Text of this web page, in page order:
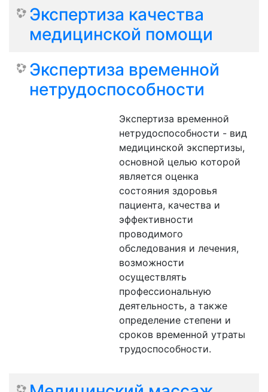
Экспертиза качества
медицинской помощи
Экспертиза временной
нетрудоспособности
Экспертиза временной
нетрудоспособности - вид
медицинской экспертизы,
основной целью которой
является оценка
состояния здоровья
пациента, качества и
эффективности
проводимого
обследования и лечения,
возможности
осуществлять
профессиональную
деятельность, а также
определение степени и
сроков временной утраты
трудоспособности.